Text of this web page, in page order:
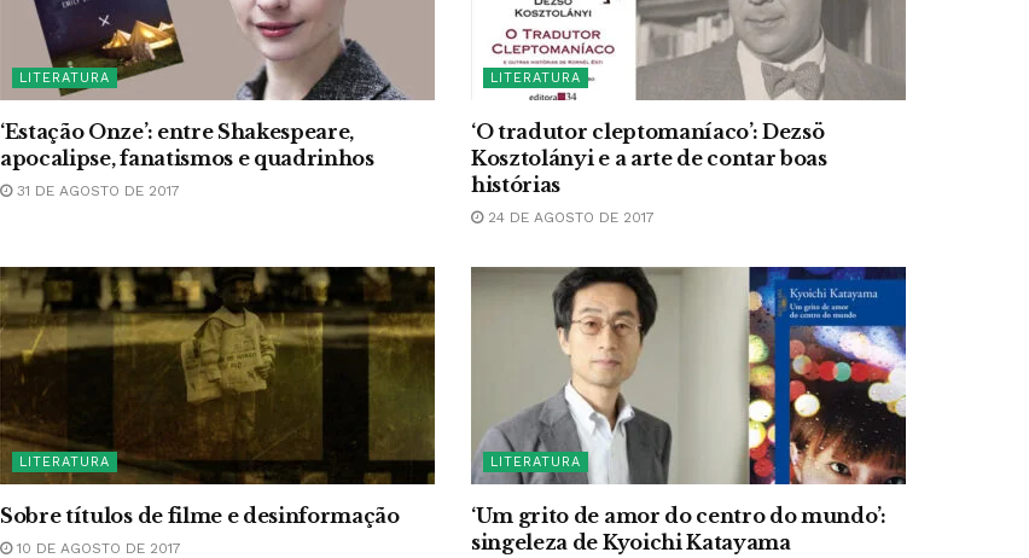
LITERATURA
‘Estação Onze’: entre Shakespeare,
apocalipse, fanatismos e quadrinhos
31 DE AGOSTO DE 2017
LITERATURA
‘O tradutor cleptomaníaco’: Dezsö
Kosztolányi e a arte de contar boas
histórias
24 DE AGOSTO DE 2017
LITERATURA
Sobre títulos de filme e desinformação
10 DE AGOSTO DE 2017
LITERATURA
‘Um grito de amor do centro do mundo’:
singeleza de Kyoichi Katayama